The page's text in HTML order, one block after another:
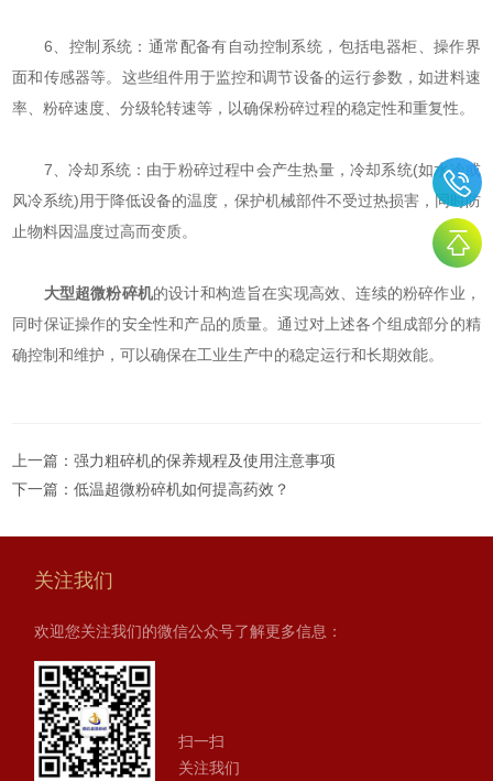
6、控制系统：通常配备有自动控制系统，包括电器柜、操作界
面和传感器等。这些组件用于监控和调节设备的运行参数，如进料速
率、粉碎速度、分级轮转速等，以确保粉碎过程的稳定性和重复性。
7、冷却系统：由于粉碎过程中会产生热量，冷却系统(如水冷或
风冷系统)用于降低设备的温度，保护机械部件不受过热损害，同时防
止物料因温度过高而变质。
大型超微粉碎机的设计和构造旨在实现高效、连续的粉碎作业，
同时保证操作的安全性和产品的质量。通过对上述各个组成部分的精
确控制和维护，可以确保在工业生产中的稳定运行和长期效能。
上一篇：强力粗碎机的保养规程及使用注意事项
下一篇：低温超微粉碎机如何提高药效？
关注我们
欢迎您关注我们的微信公众号了解更多信息：
扫一扫
关注我们